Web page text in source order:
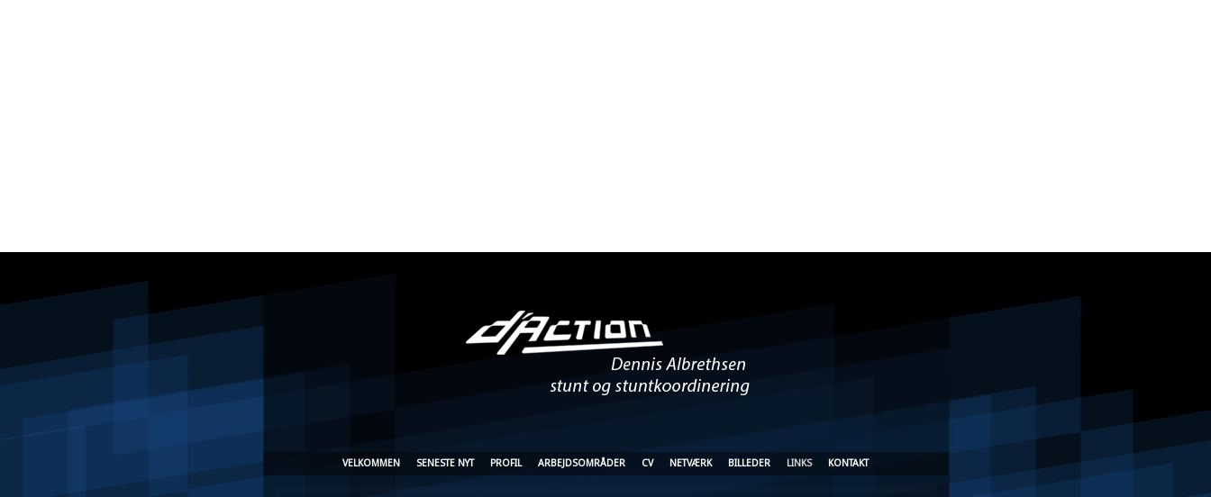
VELKOMMEN SENESTE NYT PROFIL ARBEJDSOMRÅDER CV NETVÆRK BILLEDER LINKS KONTAKT